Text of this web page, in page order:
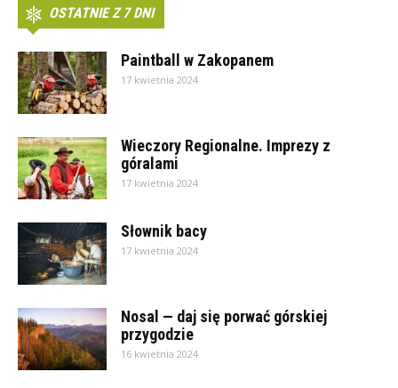
OSTATNIE Z 7 DNI
Paintball w Zakopanem
17 kwietnia 2024
Wieczory Regionalne. Imprezy z
góralami
17 kwietnia 2024
Słownik bacy
17 kwietnia 2024
Nosal — daj się porwać górskiej
przygodzie
16 kwietnia 2024